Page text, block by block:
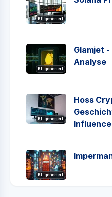
KI-generiert
KI-generiert
Glamjet
Analyse
KI-generiert
Hoss
KI-generiert